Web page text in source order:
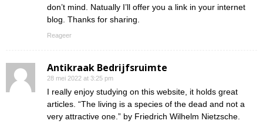
don’t mind. Natually I’ll offer you a link in your internet
blog. Thanks for sharing.
Reageer
Antikraak Bedrijfsruimte
28 mei 2022 at 3:25 pm
I really enjoy studying on this website, it holds great
articles. “The living is a species of the dead and not a
very attractive one.” by Friedrich Wilhelm Nietzsche.